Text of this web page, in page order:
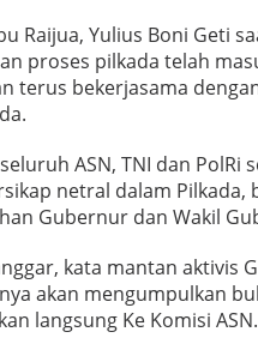
Raijua, Yulius Boni Geti
proses pilkada telah
terus bekerjasama
ASN, TNI dan PolRi
netral dalam Pilkada,
Gubernur dan Wakil
kata mantan aktivis
akan mengumpulkan
langsung Ke Komisi ASN.